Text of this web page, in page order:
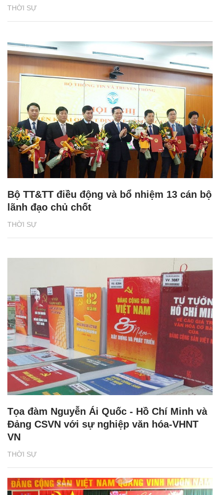
THỜI SỰ
THỜI SỰ
Bộ TT&TT điều động và bổ nhiệm 13 cán bộ
lãnh đạo chủ chốt
THỜI SỰ
Tọa đàm Nguyễn Ái Quốc - Hồ Chí Minh và
Đảng CSVN với sự nghiệp văn hóa-VHNT
VN